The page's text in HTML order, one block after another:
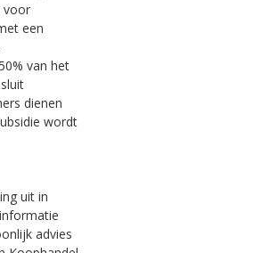
voor
een
van het
dienen
wordt
uit in
advies